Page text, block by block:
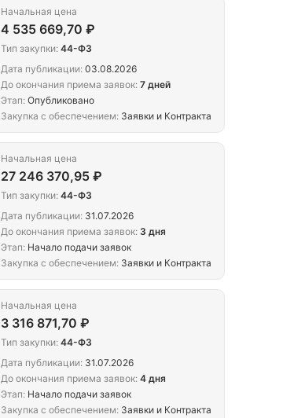
Начальная цена
4 535 669,70 ₽
Тип закупки: 44-ФЗ
Дата публикации: 03.08.2026
До окончания приема заявок: 7 дней
Этап: Опубликовано
Закупка с обеспечением: Заявки и Контракта
Начальная цена
27 246 370,95 ₽
Тип закупки: 44-ФЗ
Дата публикации: 31.07.2026
До окончания приема заявок: 3 дня
Этап: Начало подачи заявок
Закупка с обеспечением: Заявки и Контракта
Начальная цена
3 316 871,70 ₽
Тип закупки: 44-ФЗ
Дата публикации: 31.07.2026
До окончания приема заявок: 4 дня
Этап: Начало подачи заявок
Закупка с обеспечением: Заявки и Контракта